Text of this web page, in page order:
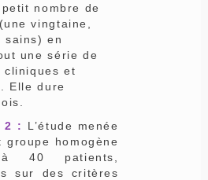
nombre de
vingtaine,
sains) en
une série de
cliniques et
Elle dure
2 : L’étude menée
homogène
40 patients,
sur des critères